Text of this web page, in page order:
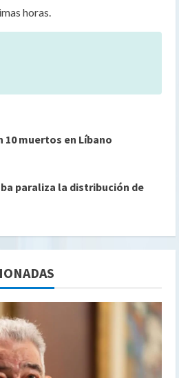
horas.
10 muertos en Líbano
paraliza la distribución de